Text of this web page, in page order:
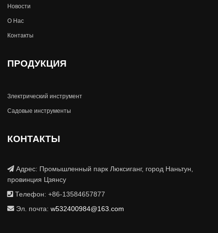
Новости
О Hас
Контакты
ПРОДУКЦИЯ
Злектрический инструмент
Садовые инструменты
КОНТАКТЫ
Адрес: Промышленный парк Люксиганг, город Наньтун,
провинция Цзянсу
Телефон: +86-13584657877
Эл. почта: w532400984@163.com